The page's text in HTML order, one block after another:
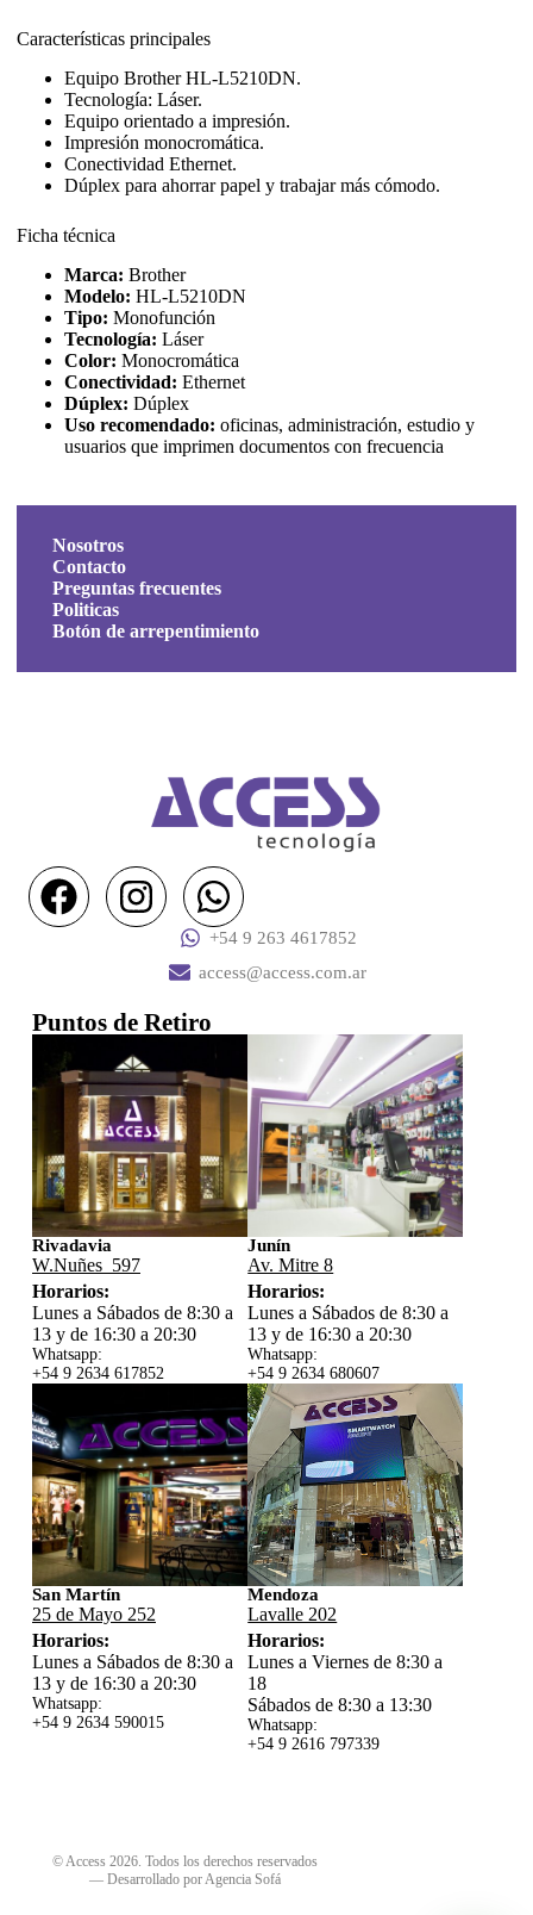
Características principales
Equipo Brother HL-L5210DN.
Tecnología: Láser.
Equipo orientado a impresión.
Impresión monocromática.
Conectividad Ethernet.
Dúplex para ahorrar papel y trabajar más cómodo.
Ficha técnica
Marca: Brother
Modelo: HL-L5210DN
Tipo: Monofunción
Tecnología: Láser
Color: Monocromática
Conectividad: Ethernet
Dúplex: Dúplex
Uso recomendado: oficinas, administración, estudio y
usuarios que imprimen documentos con frecuencia
Nosotros
Contacto
Preguntas frecuentes
Politicas
Botón de arrepentimiento
+54 9 263 4617852
access@access.com.ar
Puntos de Retiro
Rivadavia
W.Nuñes 597
Horarios:
Lunes a Sábados de 8:30 a
13 y de 16:30 a 20:30
Whatsapp:
+54 9 2634 617852
Junín
Av. Mitre 8
Horarios:
Lunes a Sábados de 8:30 a
13 y de 16:30 a 20:30
Whatsapp:
+54 9 2634 680607
San Martín
25 de Mayo 252
Horarios:
Lunes a Sábados de 8:30 a
13 y de 16:30 a 20:30
Whatsapp:
+54 9 2634 590015
Mendoza
Lavalle 202
Horarios:
Lunes a Viernes de 8:30 a
18
Sábados de 8:30 a 13:30
Whatsapp:
+54 9 2616 797339
© Access 2026. Todos los derechos reservados
— Desarrollado por Agencia Sofá